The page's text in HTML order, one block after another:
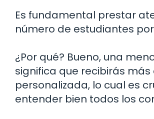
Es fundamental prestar
número de estudiantes
¿Por qué? Bueno, una
significa que recibirás
personalizada, lo cual es
entender bien todos los